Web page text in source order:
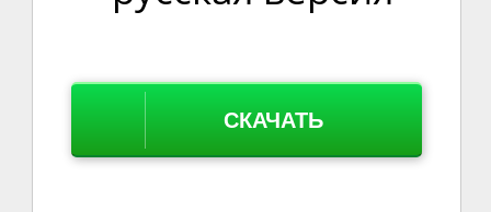
СКАЧАТЬ